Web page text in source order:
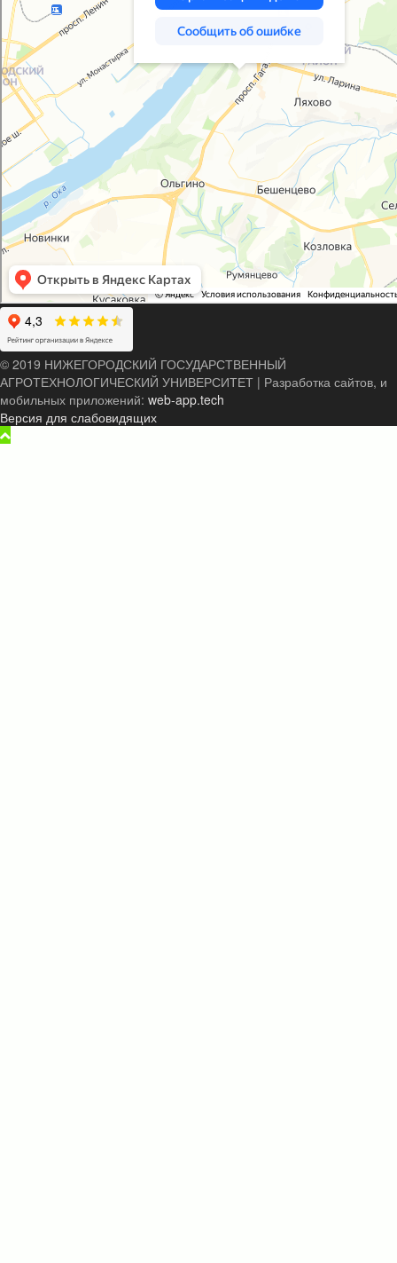
© 2019 НИЖЕГОРОДСКИЙ ГОСУДАРСТВЕННЫЙ
АГРОТЕХНОЛОГИЧЕСКИЙ УНИВЕРСИТЕТ | Разработка сайтов, и
мобильных приложений: web-app.tech
Версия для слабовидящих